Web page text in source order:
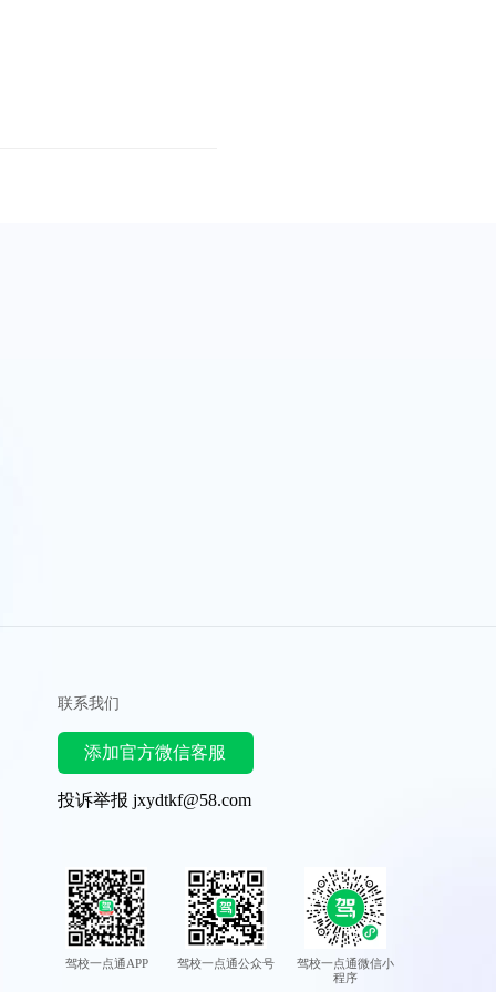
联系我们
添加官方微信客服
投诉举报 jxydtkf@58.com
驾校一点通APP 驾校一点通公众号
驾校一点通微信小
程序